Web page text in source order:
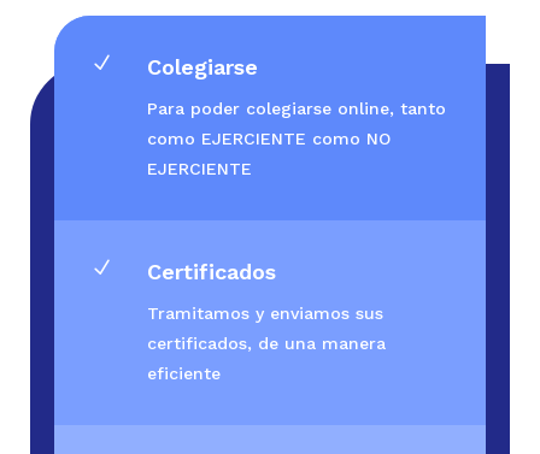
N Colegiarse
Para poder colegiarse online, tanto
como EJERCIENTE como NO
EJERCIENTE
N Certificados
Tramitamos y enviamos sus
certificados, de una manera
eficiente